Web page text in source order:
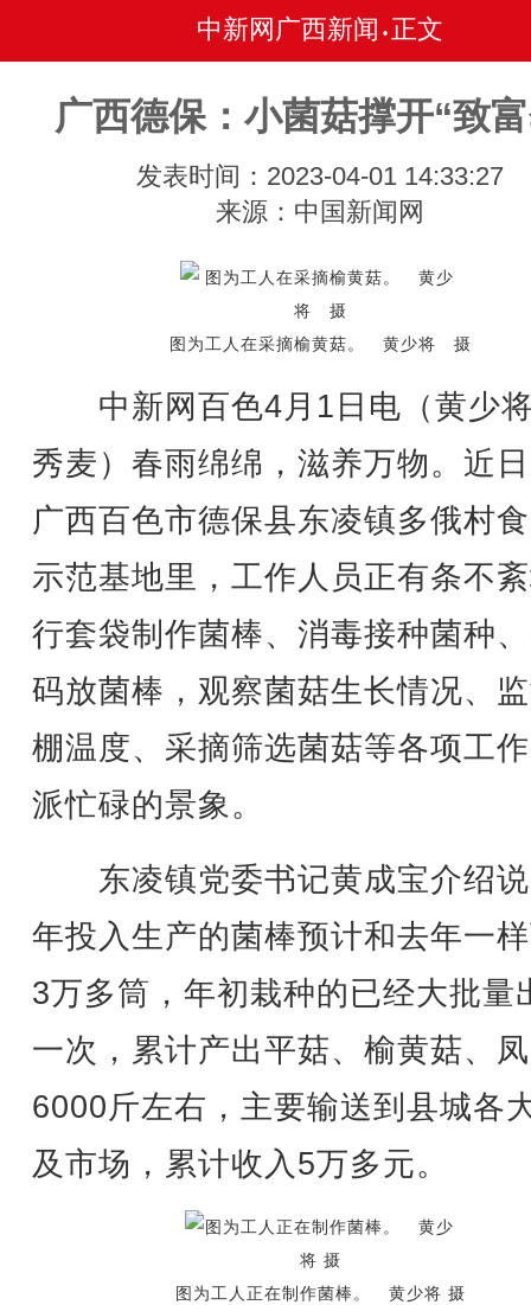
中新网广西新闻 • 正文
广西德保：小菌菇撑开“致
发表时间：2023-04-01 14:33:27
来源：中国新闻网
图为工人在采摘榆黄菇。 黄少将 摄
中新网百色4月1日电（黄少
秀麦）春雨绵绵，滋养万物。近
广西百色市德保县东凌镇多俄村
示范基地里，工作人员正有条不
行套袋制作菌棒、消毒接种菌种
码放菌棒，观察菌菇生长情况、
棚温度、采摘筛选菌菇等各项工
派忙碌的景象。
东凌镇党委书记黄成宝介绍
年投入生产的菌棒预计和去年一
3万多筒，年初栽种的已经大批量
一次，累计产出平菇、榆黄菇、
6000斤左右，主要输送到县城各
及市场，累计收入5万多元。
图为工人正在制作菌棒。 黄少将 摄